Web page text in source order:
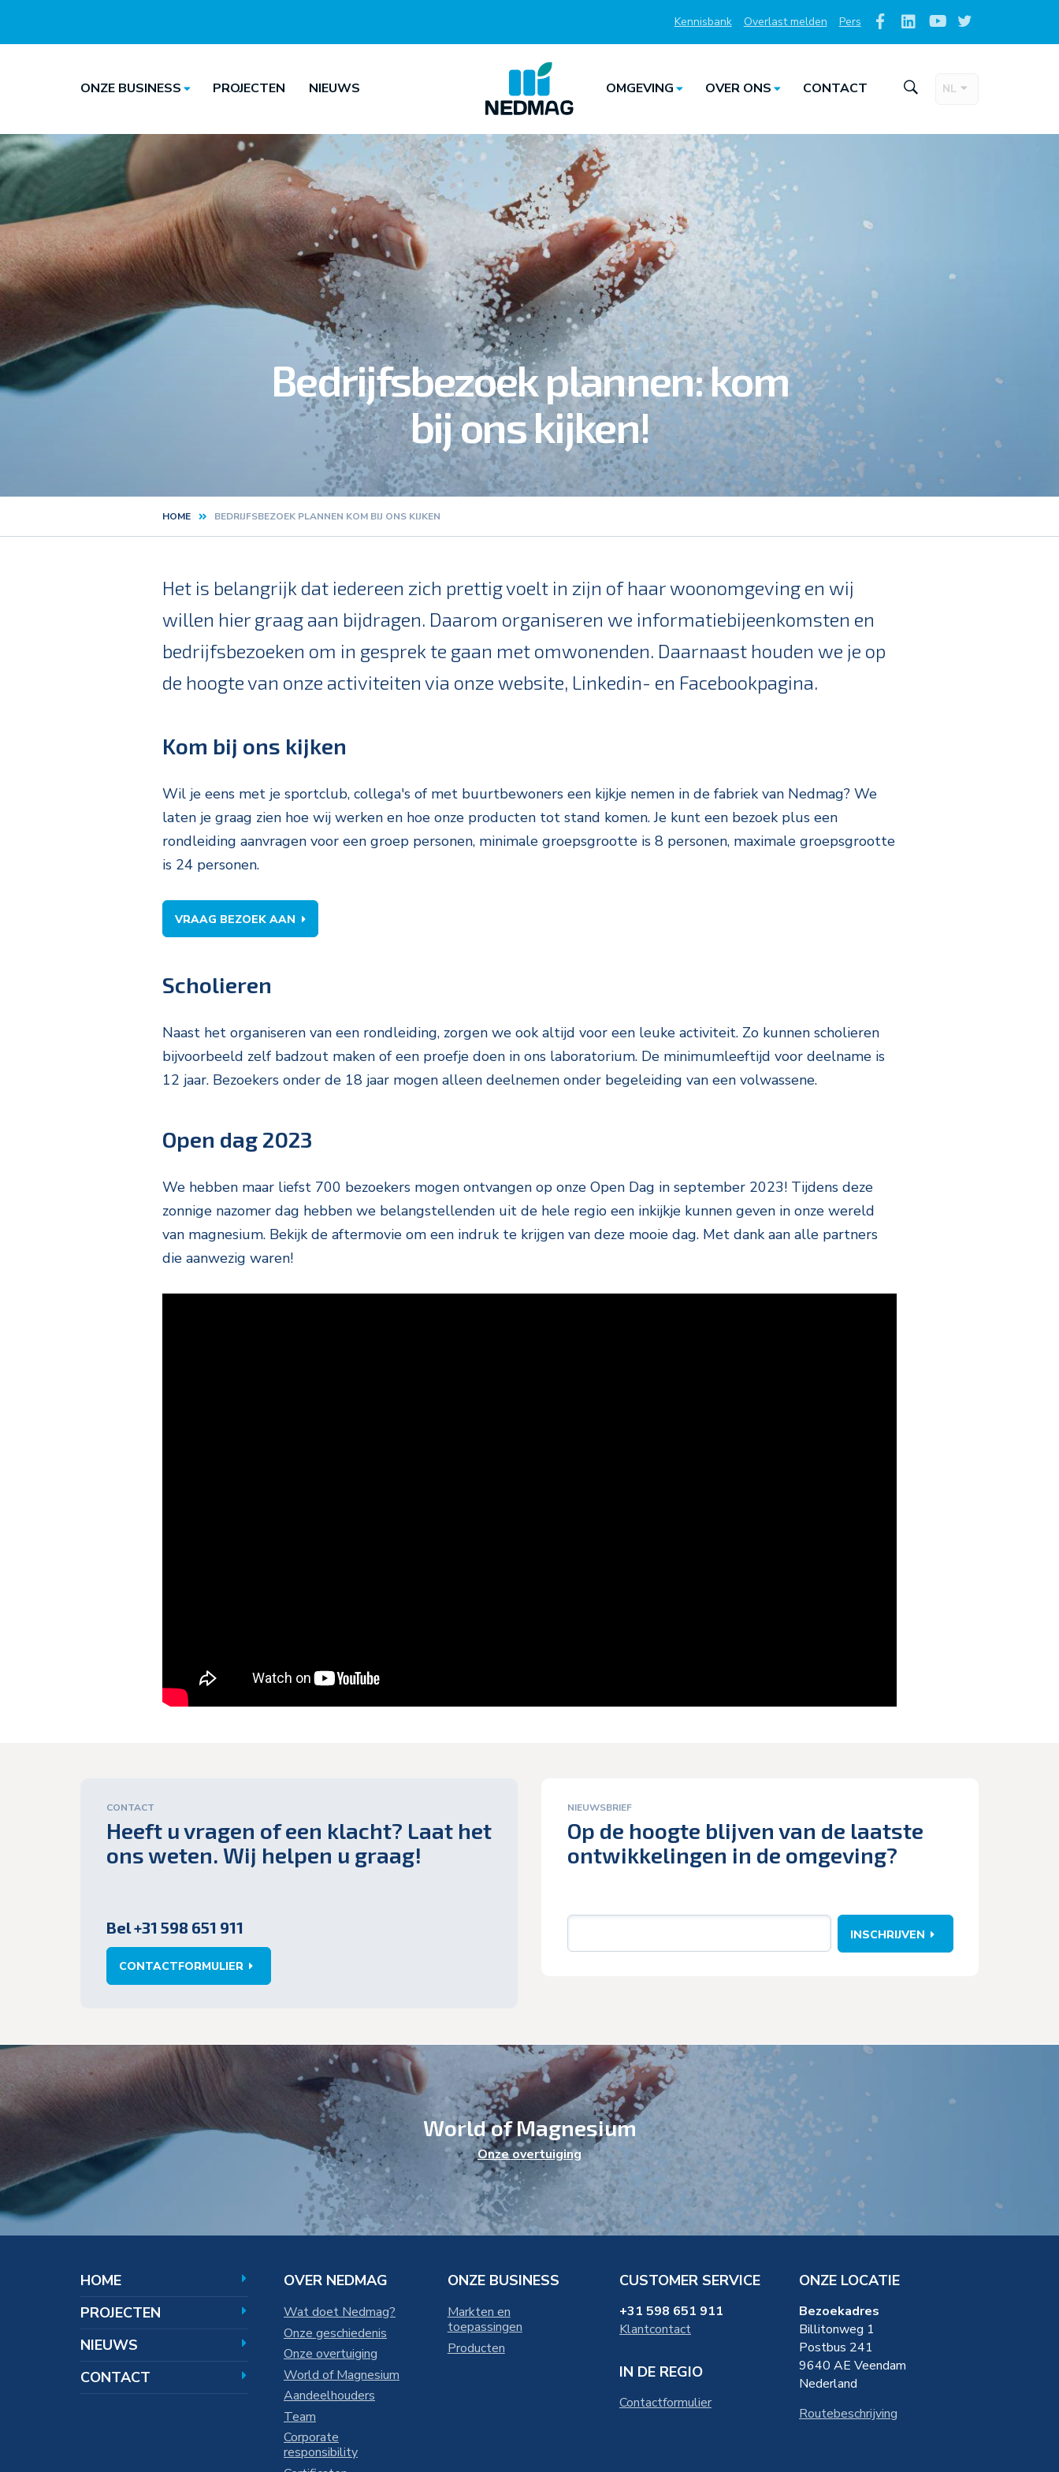
Kennisbank Overlast melden Pers
Social
Media
ONZE BUSINESS PROJECTEN NIEUWS OMGEVING OVER ONS CONTACT NL
Bedrijfsbezoek plannen: kom
bij ons kijken!
Kruimelpad
HOME BEDRIJFSBEZOEK PLANNEN KOM BIJ ONS KIJKEN
Het is belangrijk dat iedereen zich prettig voelt in zijn of haar woonomgeving en wij
willen hier graag aan bijdragen. Daarom organiseren we informatiebijeenkomsten en
bedrijfsbezoeken om in gesprek te gaan met omwonenden. Daarnaast houden we je op
de hoogte van onze activiteiten via onze website, Linkedin- en Facebookpagina.
Kom bij ons kijken
Wil je eens met je sportclub, collega's of met buurtbewoners een kijkje nemen in de fabriek van Nedmag? We
laten je graag zien hoe wij werken en hoe onze producten tot stand komen. Je kunt een bezoek plus een
rondleiding aanvragen voor een groep personen, minimale groepsgrootte is 8 personen, maximale groepsgrootte
is 24 personen.
VRAAG BEZOEK AAN
Scholieren
Naast het organiseren van een rondleiding, zorgen we ook altijd voor een leuke activiteit. Zo kunnen scholieren
bijvoorbeeld zelf badzout maken of een proefje doen in ons laboratorium. De minimumleeftijd voor deelname is
12 jaar. Bezoekers onder de 18 jaar mogen alleen deelnemen onder begeleiding van een volwassene.
Open dag 2023
We hebben maar liefst 700 bezoekers mogen ontvangen op onze Open Dag in september 2023! Tijdens deze
zonnige nazomer dag hebben we belangstellenden uit de hele regio een inkijkje kunnen geven in onze wereld
van magnesium. Bekijk de aftermovie om een indruk te krijgen van deze mooie dag. Met dank aan alle partners
die aanwezig waren!
Heeft u vragen of een klacht? Laat het
ons weten. Wij helpen u graag!
CONTACT
Bel +31 598 651 911
CONTACTFORMULIER
Op de hoogte blijven van de laatste
ontwikkelingen in de omgeving?
NIEUWSBRIEF
mail
INSCHRIJVEN
World of Magnesium
Onze overtuiging
HOOFDNAVIGATIE
HOME
PROJECTEN
NIEUWS
CONTACT
OVER NEDMAG
Wat doet Nedmag?
Onze geschiedenis
Onze overtuiging
World of Magnesium
Aandeelhouders
Team
Corporate
responsibility
ONZE BUSINESS
Markten en
toepassingen
Producten
CUSTOMER SERVICE
+31 598 651 911
Klantcontact
IN DE REGIO
Contactformulier
ONZE LOCATIE
Bezoekadres
Billitonweg 1
Postbus 241
9640 AE Veendam
Nederland
Routebeschrijving